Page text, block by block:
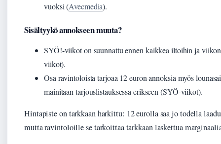
vuoksi (Avecmedia).
Sisältyykö annokseen muuta?
SYÖ!-viikot on suunnattu ennen kaikkea iltoihin ja
viikot).
Osa ravintoloista tarjoaa 12 euron annoksia myös
mainitaan tarjouslistauksessa erikseen (SYÖ-viikot).
Hintapiste on tarkkaan harkittu: 12 eurolla saa jo todella
mutta ravintoloille se tarkoittaa tarkkaan laskettua